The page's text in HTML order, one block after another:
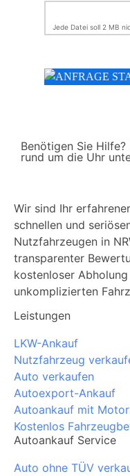
Jede Datei soll 2 MB
Benötigen Sie
rund um die Uhr
Wir sind Ihr
schnellen und
Nutzfahrzeugen in
transparenter
kostenloser
unkomplizierten
Leistungen
LKW-Ankauf
Nutzfahrzeug
Auto verkaufen
Autoexport-Ankauf
Autoankauf mit
Kostenlos
Autoankauf Service
Auto ohne TÜV